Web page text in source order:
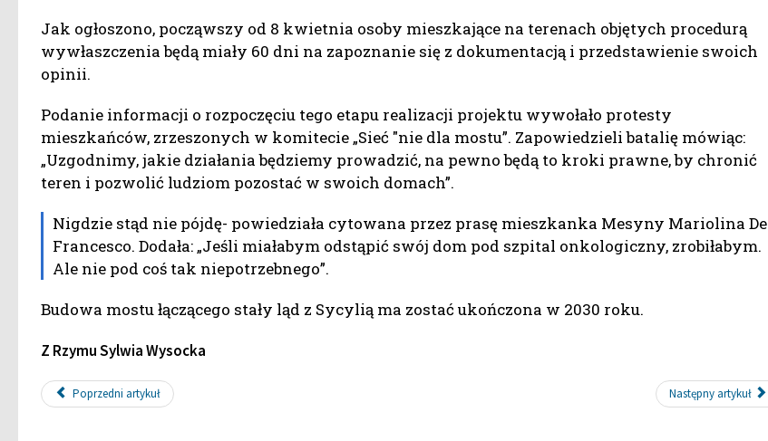
Jak ogłoszono, począwszy od 8 kwietnia osoby mieszkające na terenach objętych procedurą
wywłaszczenia będą miały 60 dni na zapoznanie się z dokumentacją i przedstawienie swoich
opinii.
Podanie informacji o rozpoczęciu tego etapu realizacji projektu wywołało protesty
mieszkańców, zrzeszonych w komitecie „Sieć "nie dla mostu”. Zapowiedzieli batalię mówiąc:
„Uzgodnimy, jakie działania będziemy prowadzić, na pewno będą to kroki prawne, by chronić
teren i pozwolić ludziom pozostać w swoich domach”.
Nigdzie stąd nie pójdę- powiedziała cytowana przez prasę mieszkanka Mesyny Mariolina De
Francesco. Dodała: „Jeśli miałabym odstąpić swój dom pod szpital onkologiczny, zrobiłabym.
Ale nie pod coś tak niepotrzebnego”.
Budowa mostu łączącego stały ląd z Sycylią ma zostać ukończona w 2030 roku.
Z Rzymu Sylwia Wysocka
Poprzedni artykuł Następny artykuł